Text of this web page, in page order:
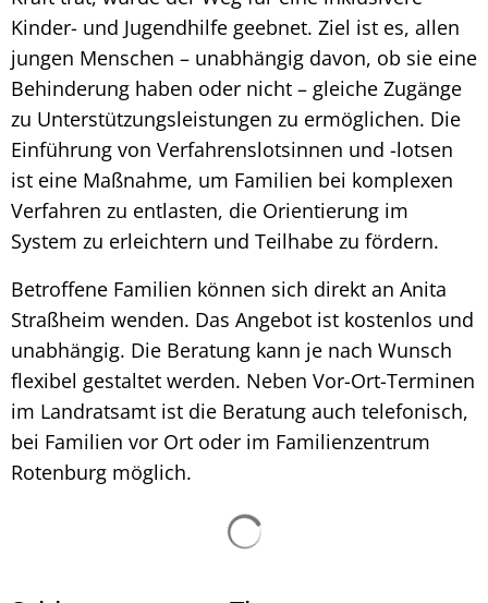
Kinder- und Jugendhilfe geebnet. Ziel ist es, allen
jungen Menschen – unabhängig davon, ob sie eine
Behinderung haben oder nicht – gleiche Zugänge
zu Unterstützungsleistungen zu ermöglichen. Die
Einführung von Verfahrenslotsinnen und -lotsen
ist eine Maßnahme, um Familien bei komplexen
Verfahren zu entlasten, die Orientierung im
System zu erleichtern und Teilhabe zu fördern.
Betroffene Familien können sich direkt an Anita
Straßheim wenden. Das Angebot ist kostenlos und
unabhängig. Die Beratung kann je nach Wunsch
flexibel gestaltet werden. Neben Vor-Ort-Terminen
im Landratsamt ist die Beratung auch telefonisch,
bei Familien vor Ort oder im Familienzentrum
Rotenburg möglich.